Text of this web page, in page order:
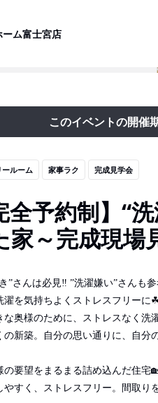
ーム富士宮店
このイベントの開催
ールーム 家事ラク 完成見学会
全予約制】“
家～完成現場
”さんは必見‼ ”洗濯嫌い”さんも
濯を気持ちよくストレスフリーに
な奥様のために、ストレスなく洗
の新築。自分の思い通りに、自分
の要望をまるまる詰め込んだ住宅
やすく、ストレスフリー。間取り